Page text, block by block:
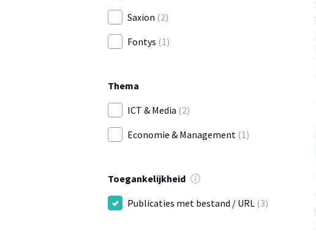
Saxion (2)
Fontys (1)
Thema
ICT & Media (2)
Economie & Management (1)
Toegankelijkheid
Publicaties met bestand / URL (3)